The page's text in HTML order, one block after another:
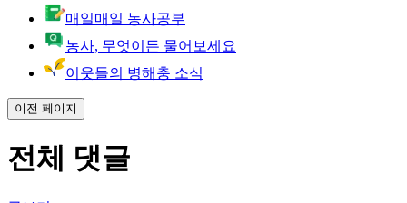
매일매일 농사공부
농사, 무엇이든 물어보세요
이웃들의 병해충 소식
이전 페이지
전체 댓글